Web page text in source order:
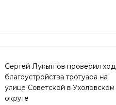
Сергей Лукьянов проверил ход
благоустройства тротуара на
улице Советской в Ухоловском
округе